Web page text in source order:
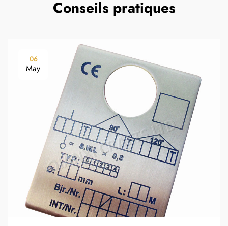
Conseils pratiques
06
May